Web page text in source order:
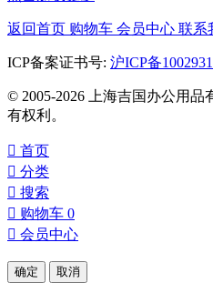
返回首页 购物车 会员中心 联系
ICP备案证书号: 沪ICP备
© 2005-2026 上海吉国办公用
有权利。
 首页
 分类
 搜索
 购物车 0
 会员中心
确定 取消